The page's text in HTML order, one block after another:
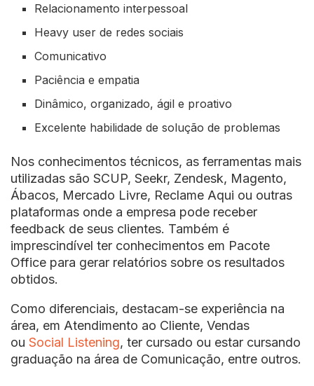
Relacionamento interpessoal
Heavy user de redes sociais
Comunicativo
Paciência e empatia
Dinâmico, organizado, ágil e proativo
Excelente habilidade de solução de problemas
Nos conhecimentos técnicos, as ferramentas mais
utilizadas são SCUP, Seekr, Zendesk, Magento,
Ábacos, Mercado Livre, Reclame Aqui ou outras
plataformas onde a empresa pode receber
feedback de seus clientes. Também é
imprescindível ter conhecimentos em Pacote
Office para gerar relatórios sobre os resultados
obtidos.
Como diferenciais, destacam-se experiência na
área, em Atendimento ao Cliente, Vendas
ou Social Listening, ter cursado ou estar cursando
graduação na área de Comunicação, entre outros.